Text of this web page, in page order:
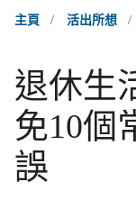
主頁 / 活出所想 /
退休生
免10個
誤